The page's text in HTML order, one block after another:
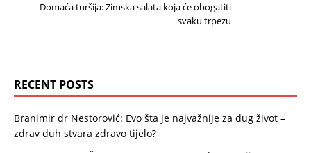
Domaća turšija: Zimska salata koja će obogatiti
svaku trpezu
RECENT POSTS
Branimir dr Nestorović: Evo šta je najvažnije za dug život –
zdrav duh stvara zdravo tijelo?